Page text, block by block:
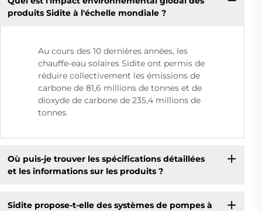
produits Sidite à l'échelle mondiale ?
Au cours des 10 dernières années, les
chauffe-eau solaires Sidite ont permis de
réduire collectivement les émissions de
carbone de 81,6 millions de tonnes et de
dioxyde de carbone de 235,4 millions de
tonnes.
Où puis-je trouver les spécifications détaillées
et les informations sur les produits ?
Sidite propose-t-elle des systèmes de pompes à